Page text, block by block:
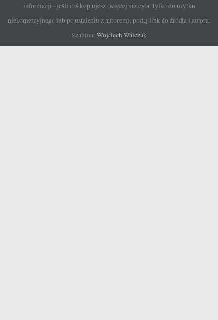
informacji - jeśli coś kopiujesz (więcej niż cytat tylko do użytku
niekomercyjnego lub po ustaleniu z autorem), podaj link do źródła i autora.
Szablon: Wojciech Walczak